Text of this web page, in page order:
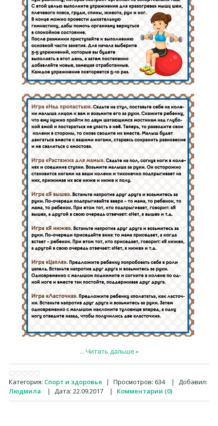
... Читать дальше »
Категория: Спорт и здоровье | Просмотров: 634 |
Добавил:
Людмила
| Дата: 22.09.2017 | Комментарии (0)